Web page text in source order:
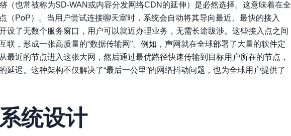
（也常被称为SD-WAN或内容分发网络CDN的延伸）是必然选择。这意味着在全
（PoP）。当用户尝试连接聊天室时，系统会自动将其导向最近、最快的接入
设了无数个服务窗口，用户可以就近办理业务，无需长途跋涉。这些接入点之间
联，形成一张高质量的“数据传输网”。例如，声网就在全球部署了大量的软件定
最近的节点进入这张大网，然后通过最优路径快速传输到目标用户所在的节点，
延迟。这种架构不仅解决了“最后一公里”的网络抖动问题，也为全球用户提供了
统设计